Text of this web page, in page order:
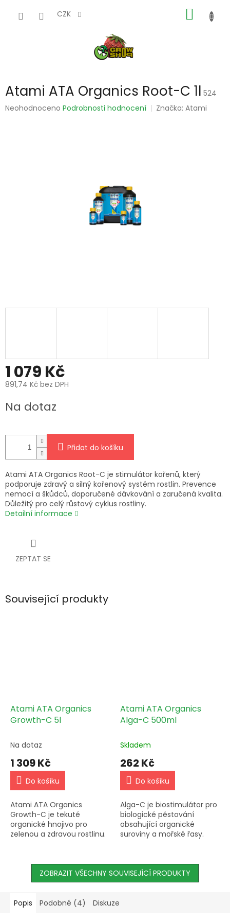
CZK
KOŠÍK
Atami ATA Organics Root-C 1l 524
Průměrné
Neohodnoceno Podrobnosti hodnocení Značka:Atami
1 079 Kč
891,74 Kč bez DPH
cena:
Na dotaz
Přidat do košíku
Atami ATA Organics Root-C je stimulátor kořenů, který
podporuje zdravý a silný kořenový systém rostlin. Prevence
nemocí a škůdců, doporučené dávkování a zaručená kvalita.
Důležitý pro celý růstový cyklus rostliny.
Detailní informace
ZEPTAT SE
Související produkty
Atami ATA Organics
Growth-C 5l
Na dotaz
1 309 Kč
Do košíku
Atami ATA Organics
Growth-C je tekuté
organické hnojivo pro
zelenou a zdravou rostlinu.
ideální pro biologické
pěstování.
Atami ATA Organics
Alga-C 500ml
Skladem
262 Kč
Do košíku
Alga-C je biostimulátor pro
biologické pěstování
obsahující organické
suroviny a mořské řasy.
stresu a zlepšuje jejich
kondici....
ZOBRAZIT VŠECHNY SOUVISEJÍCÍ PRODUKTY
Popis Podobné (4) Diskuze